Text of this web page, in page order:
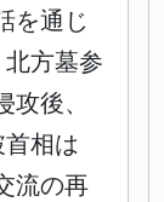
を通じ
方墓参
後、
相は
流の再